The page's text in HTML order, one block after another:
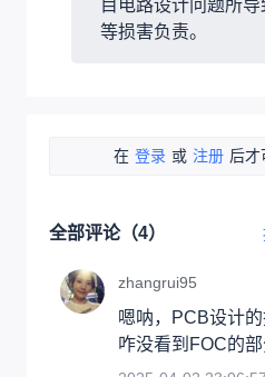
目电路设计问题所
等损害负责。
在 登录 或 注册 后才
全部评论（4）
zhangrui95
嗯呐，PCB设计
咋没看到FOC的